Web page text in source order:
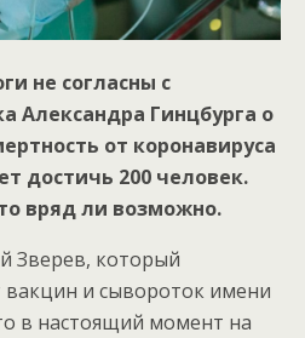
не согласны с
Александра Гинцбурга о
от коронавируса
достичь 200 человек.
вряд ли возможно.
Зверев, который
вакцин и сывороток имени
в настоящий момент на